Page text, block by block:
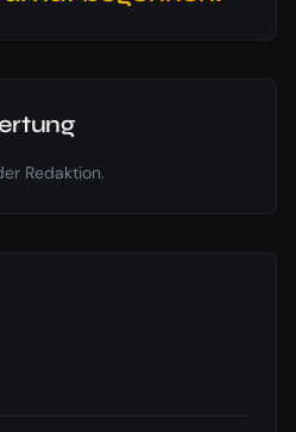
Redaktion.